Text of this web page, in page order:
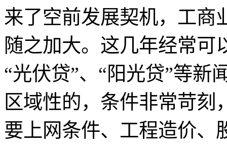
来了空前发展契机，工商
随之加大。这几年经常可
“光伏贷”、“阳光贷”等新
区域性的，条件非常苛
要上网条件、工程造价、